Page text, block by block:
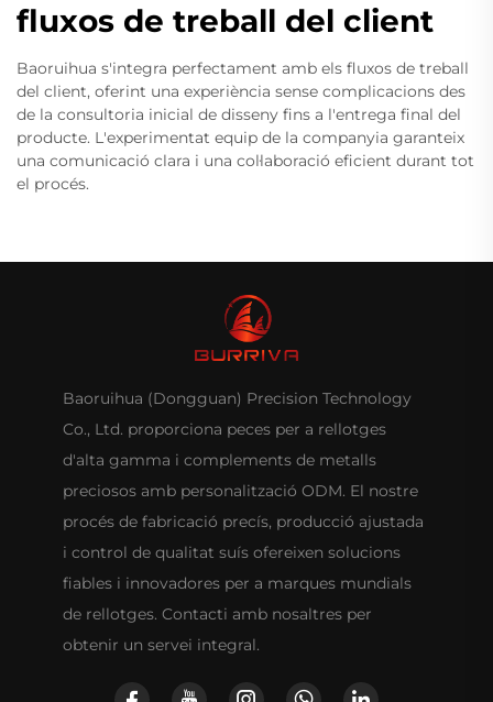
fluxos de treball del client
Baoruihua s'integra perfectament amb els fluxos de treball
del client, oferint una experiència sense complicacions des
de la consultoria inicial de disseny fins a l'entrega final del
producte. L'experimentat equip de la companyia garanteix
una comunicació clara i una col·laboració eficient durant tot
el procés.
Baoruihua (Dongguan) Precision Technology
Co., Ltd. proporciona peces per a rellotges
d'alta gamma i complements de metalls
preciosos amb personalització ODM. El nostre
procés de fabricació precís, producció ajustada
i control de qualitat suís ofereixen solucions
fiables i innovadores per a marques mundials
de rellotges. Contacti amb nosaltres per
obtenir un servei integral.